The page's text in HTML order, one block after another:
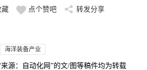
藏 点个赞吧 转发分享
海洋装备产业
来源：自动化网”的文/图等稿件均为转载